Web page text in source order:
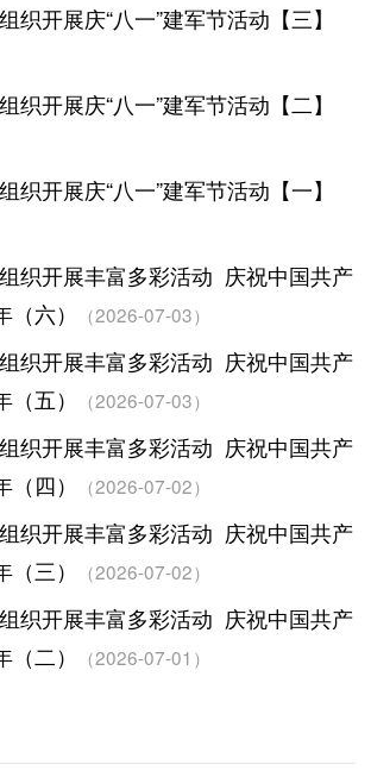
织开展庆“八一”建军节活动【三】
织开展庆“八一”建军节活动【二】
织开展庆“八一”建军节活动【一】
织开展丰富多彩活动 庆祝中国共产
六）
（2026-07-03）
织开展丰富多彩活动 庆祝中国共产
五）
（2026-07-03）
织开展丰富多彩活动 庆祝中国共产
四）
（2026-07-02）
织开展丰富多彩活动 庆祝中国共产
三）
（2026-07-02）
织开展丰富多彩活动 庆祝中国共产
二）
（2026-07-01）